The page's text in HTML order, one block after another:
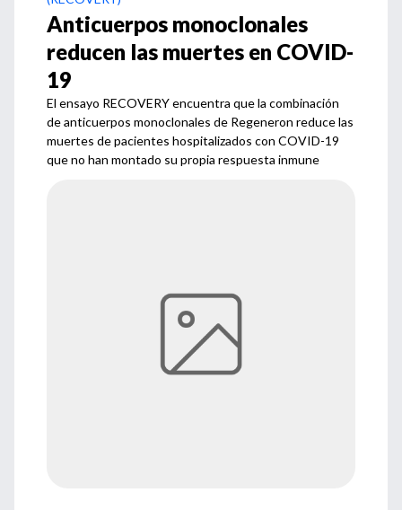
Anticuerpos monoclonales
reducen las muertes en COVID-
19
El ensayo RECOVERY encuentra que la combinación
de anticuerpos monoclonales de Regeneron reduce las
muertes de pacientes hospitalizados con COVID-19
que no han montado su propia respuesta inmune